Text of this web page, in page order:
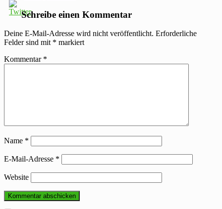
Schreibe einen Kommentar
Deine E-Mail-Adresse wird nicht veröffentlicht. Erforderliche
Felder sind mit * markiert
Kommentar *
Name *
E-Mail-Adresse *
Website